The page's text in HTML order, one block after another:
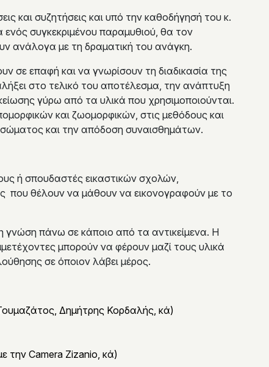
και συζητήσεις και υπό την καθοδήγησή του κ.
συγκεκριμένου παραμυθιού, θα τον
ανάλογα με τη δραματική του ανάγκη.
σε επαφή και να γνωρίσουν τη διαδικασία της
στο τελικό του αποτέλεσμα, την ανάπτυξη
γύρω από τα υλικά που χρησιμοποιούνται.
και ζωομορφικών, στις μεθόδους και
και την απόδοση συναισθημάτων.
ή σπουδαστές εικαστικών σχολών,
που θέλουν να μάθουν να εικονογραφούν με το
γνώση πάνω σε κάποιο από τα αντικείμενα. Η
μπορούν να φέρουν μαζί τους υλικά
σε όποιον λάβει μέρος.
Δημήτρης Κορδαλής, κά)
την Camera Zizanio, κά)